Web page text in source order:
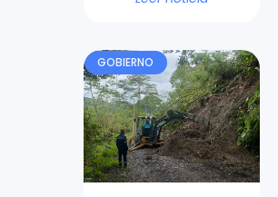
GOBIERNO